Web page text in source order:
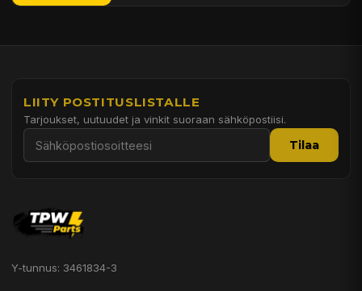
LIITY POSTITUSLISTALLE
Tarjoukset, uutuudet ja vinkit suoraan sähköpostiisi.
Tilaa
Y-tunnus: 3461834-3